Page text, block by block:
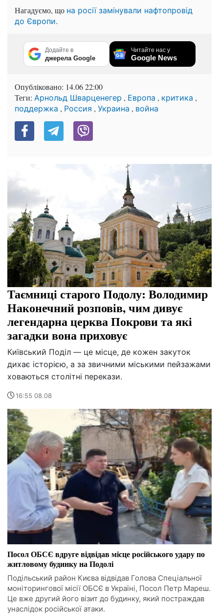
Нагадуємо, що на росії замінували нафтопровід
до Європи.
Додайте в
джерела Google
Читайте нас у
Google News
Опубліковано: 14.06 22:00
Теги: Арнольд Шварценегер , Европа , критика ,
поддержка , Россия , Украина , война
Таємниці старого Подолу: Володимир
Наконечний розповів, чим дивує
легендарна церква Покрови та які
загадки вона приховує
Київський Поділ — це місце, де кожен закуток
дихає історією, а за звичними міськими пейзажами
ховаються столітні перекази.
16:55 08.08
Посол ОБСЄ вдруге відвідав місце російського удару по
житловому будинку на Подолі
Подільський район Києва відвідав Голова Спеціальної
моніторингової місії ОБСЄ в Україні, Посол Петр Мареш.
Це вже другий його візит до будинку, який постраждав
унаслідок російської атаки.